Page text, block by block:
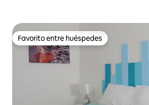
Favorito entre huéspedes
Favorito entre huéspedes